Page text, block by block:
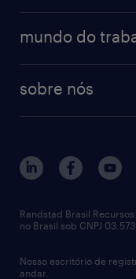
mundo do
sobre nós
Randstad Brasil
no Brasil sob CNPJ
Nosso escritório de
andar.